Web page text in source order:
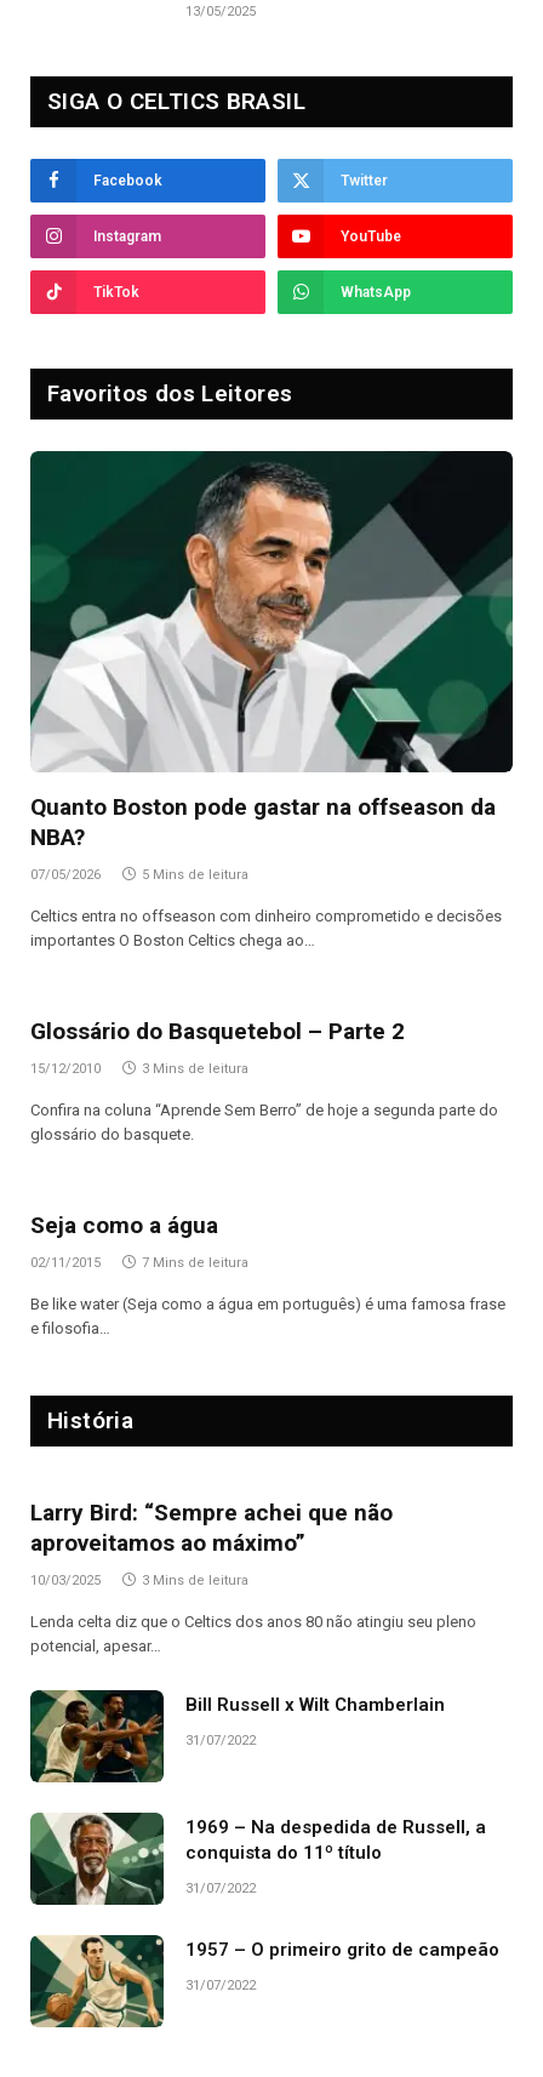
13/05/2025
SIGA O CELTICS BRASIL
Facebook Twitter
Instagram YouTube
TikTok WhatsApp
Favoritos dos Leitores
Quanto Boston pode gastar na offseason da
NBA?
07/05/2026 5 Mins de leitura
Celtics entra no offseason com dinheiro comprometido e decisões
importantes O Boston Celtics chega ao…
Glossário do Basquetebol – Parte 2
15/12/2010 3 Mins de leitura
Confira na coluna “Aprende Sem Berro” de hoje a segunda parte do
glossário do basquete.
Seja como a água
02/11/2015 7 Mins de leitura
Be like water (Seja como a água em português) é uma famosa frase
e filosofia…
História
Larry Bird: “Sempre achei que não
aproveitamos ao máximo”
10/03/2025 3 Mins de leitura
Lenda celta diz que o Celtics dos anos 80 não atingiu seu pleno
potencial, apesar…
Bill Russell x Wilt Chamberlain
31/07/2022
1969 – Na despedida de Russell, a
conquista do 11º título
31/07/2022
1957 – O primeiro grito de campeão
31/07/2022